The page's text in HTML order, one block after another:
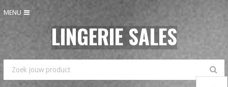
MENU
LINGERIE SALES